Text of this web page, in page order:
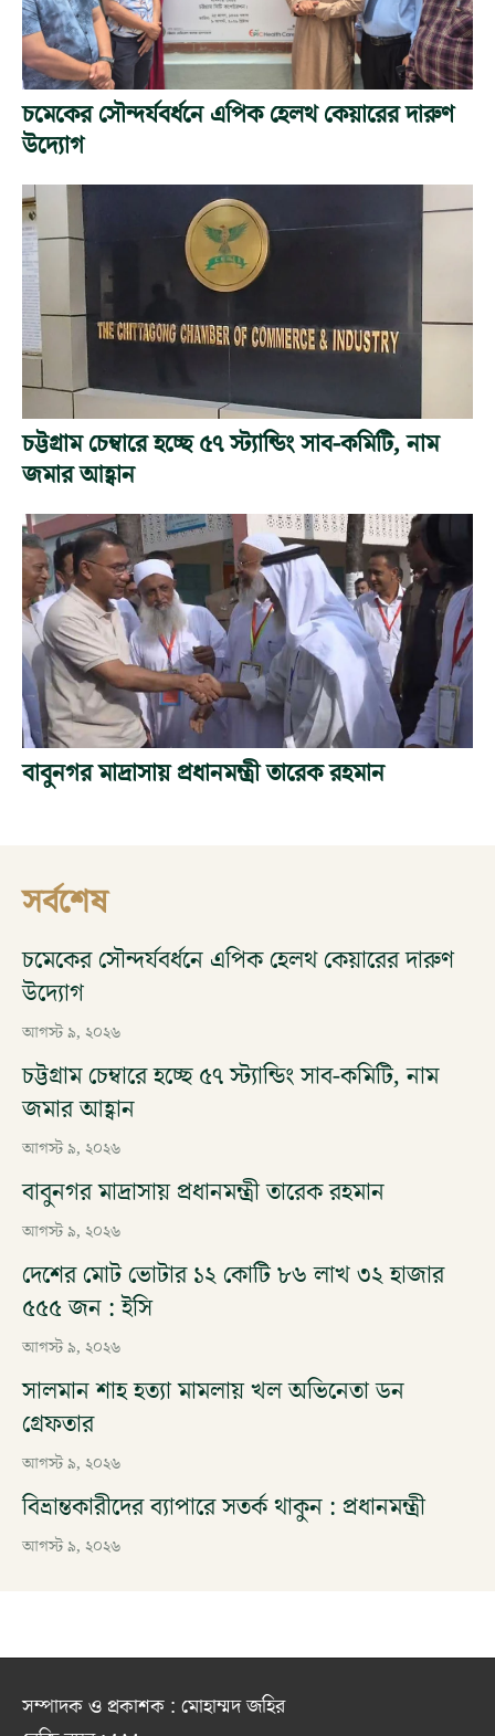
চমেকের সৌন্দর্যবর্ধনে এপিক হেলথ কেয়ারের দারুণ
উদ্যোগ
চট্টগ্রাম চেম্বারে হচ্ছে ৫৭ স্ট্যান্ডিং সাব-কমিটি, নাম
জমার আহ্বান
বাবুনগর মাদ্রাসায় প্রধানমন্ত্রী তারেক রহমান
সর্বশেষ
চমেকের সৌন্দর্যবর্ধনে এপিক হেলথ কেয়ারের দারুণ
উদ্যোগ
আগস্ট ৯, ২০২৬
চট্টগ্রাম চেম্বারে হচ্ছে ৫৭ স্ট্যান্ডিং সাব-কমিটি, নাম
জমার আহ্বান
আগস্ট ৯, ২০২৬
বাবুনগর মাদ্রাসায় প্রধানমন্ত্রী তারেক রহমান
আগস্ট ৯, ২০২৬
দেশের মোট ভোটার ১২ কোটি ৮৬ লাখ ৩২ হাজার
৫৫৫ জন : ইসি
আগস্ট ৯, ২০২৬
সালমান শাহ হত্যা মামলায় খল অভিনেতা ডন
গ্রেফতার
আগস্ট ৯, ২০২৬
বিভ্রান্তকারীদের ব্যাপারে সতর্ক থাকুন : প্রধানমন্ত্রী
আগস্ট ৯, ২০২৬
সম্পাদক ও প্রকাশক : মোহাম্মদ জহির